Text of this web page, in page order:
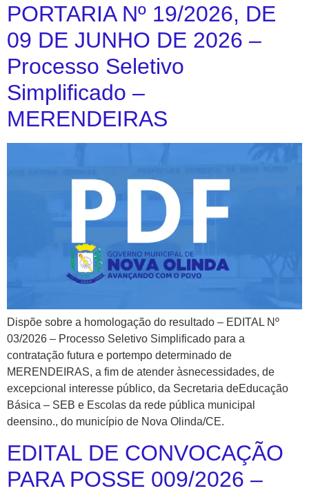
PORTARIA Nº 19/2026, DE
09 DE JUNHO DE 2026 –
Processo Seletivo
Simplificado –
MERENDEIRAS
Dispõe sobre a homologação do resultado – EDITAL Nº
03/2026 – Processo Seletivo Simplificado para a
contratação futura e portempo determinado de
MERENDEIRAS, a fim de atender àsnecessidades, de
excepcional interesse público, da Secretaria deEducação
Básica – SEB e Escolas da rede pública municipal
deensino., do município de Nova Olinda/CE.
EDITAL DE CONVOCAÇÃO
PARA POSSE 009/2026 –